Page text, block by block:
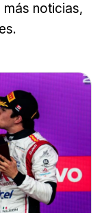
noticias,